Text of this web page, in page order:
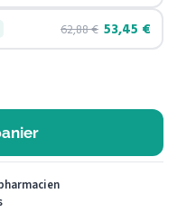
62,88€ 53,45 €